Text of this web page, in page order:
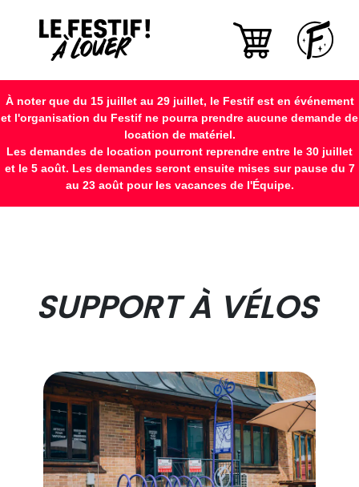
À noter que du 15 juillet au 29 juillet, le Festif est en événement
et l'organisation du Festif ne pourra prendre aucune demande de
location de matériel.
Les demandes de location pourront reprendre entre le 30 juillet
et le 5 août. Les demandes seront ensuite mises sur pause du 7
au 23 août pour les vacances de l'Équipe.
SUPPORT À VÉLOS